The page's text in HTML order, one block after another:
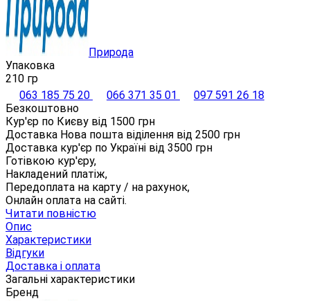
Природа
Упаковка
210 гр
063 185 75 20
066 371 35 01
097 591 26 18
Безкоштовно
Кур'єр по Києву від 1500 грн
Доставка Нова пошта віділення від 2500 грн
Доставка кур'єр по Україні від 3500 грн
Готівкою кур'єру,
Накладений платіж,
Передоплата на карту / на рахунок,
Онлайн оплата на сайті.
Читати повністю
Опис
Характеристики
Відгуки
Доставка і оплата
Загальні характеристики
Бренд